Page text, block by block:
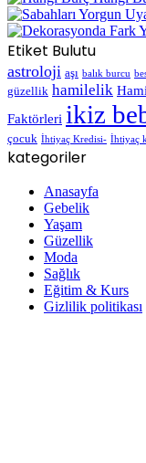
Etiket Bulutu
astroloji aşı balık burcu
güzellik hamilelik
Faktörleri ikiz
çocuk İhtiyaç Kredisi- İhtiyaç
kategoriler
Anasayfa
Gebelik
Yaşam
Güzellik
Moda
Sağlık
Eğitim & Kurs
Gizlilik politikası